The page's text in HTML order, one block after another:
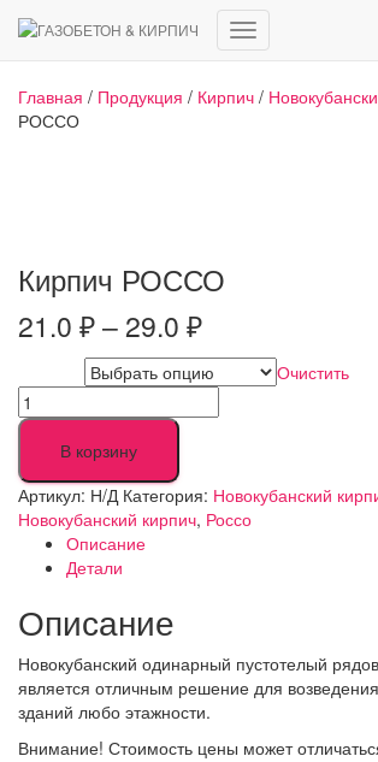
Переключить
Главная / Продукция / Кирпич /
РОССО
Кирпич РОССО
21.0 ₽–29.0 ₽Диапазон
цен:
Очистить
Количество
товара
Кирпич
РОССО
В корзину
Артикул: Н/Д Категория: Новокубанский
Новокубанский кирпич, Россо
Описание
Детали
Описание
Новокубанский одинарный пустотелый
является отличным решение для
зданий любо этажности.
Внимание! Стоимость цены может